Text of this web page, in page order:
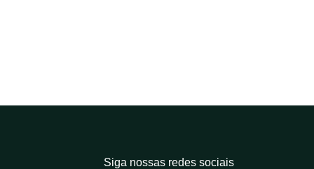
Siga nossas redes sociais